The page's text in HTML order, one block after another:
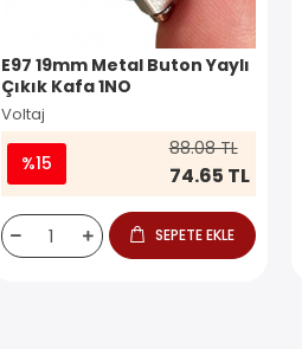
E97 19mm Metal Buton Yaylı
Çıkık Kafa 1NO
Voltaj
%15
88.08 TL
74.65 TL
SEPETE EKLE